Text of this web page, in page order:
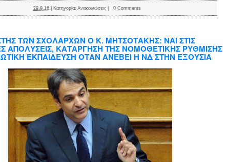
29.9.16 Κατηγορία:Ανακοινώσεις 0 Comments
ΤΩΝ ΣΧΟΛΑΡΧΩΝ Ο Κ. ΜΗΤΣΟΤΑΚΗΣ: ΝΑΙ ΣΤΙΣ
ΑΠΟΛΥΣΕΙΣ, ΚΑΤΑΡΓΗΣΗ ΤΗΣ ΝΟΜΟΘΕΤΙΚΗΣ ΡΥΘΜΙΣΗΣ
ΕΚΠΑΙΔΕΥΣΗ ΟΤΑΝ ΑΝΕΒΕΙ Η ΝΔ ΣΤΗΝ ΕΞΟΥΣΙΑ